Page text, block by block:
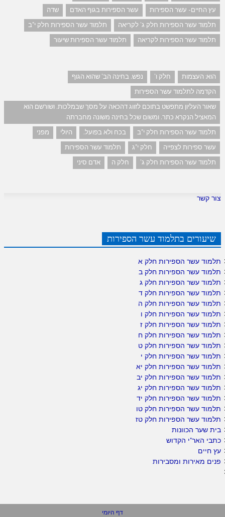
עץ החיים- עשר הספירות
עשר הספירות בגוף האדם
שדה
תלמוד עשר הספירות חלק ג' לקריאה
תלמוד עשר הספירות חלק י"ב
תלמוד עשר הספירות לקריאה
תלמוד עשר הספירות שיעור
הוא: העצמות חלק ו'
נפש. בחינה הב' שהוא הגוף
הקדמה לתלמוד עשר הספירות
שאור העליון מתפשט בתוכם לזווג דהכאה על מסך שבמלכות. ושורשם הוא
המאציל הנקרא כתר. ומשום שכל בחינה משונה מחברתה
תלמוד עשר הספירות חלק י"ב
בכח ולא בפועל. היולי
מפני
עשר ספירות לצפייה
חלק י"ג
תלמוד עשר הספירות
תלמוד עשר הספירות חלק ג'
חלק ה אדם סיני
צור קשר
שיעורים בתלמוד עשר הספירות
תלמוד עשר הספירות חלק א
תלמוד עשר הספירות חלק ב
תלמוד עשר הספירות חלק ג
תלמוד עשר הספירות חלק ד
תלמוד עשר הספירות חלק ה
תלמוד עשר הספירות חלק ו
תלמוד עשר הספירות חלק ז
תלמוד עשר הספירות חלק ח
תלמוד עשר הספירות חלק ט
תלמוד עשר הספירות חלק י
תלמוד עשר הספירות חלק יא
תלמוד עשר הספירות חלק יב
תלמוד עשר הספירות חלק יג
תלמוד עשר הספירות חלק יד
תלמוד עשר הספירות חלק טו
תלמוד עשר הספירות חלק טז
בית שער הכוונות
כתבי האר"י הקדוש
עץ חיים
פנים מאירות ומסבירות
דף היומי